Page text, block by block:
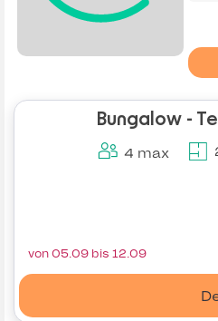
Bungalow -
4 max
von 05.09 bis 12.09